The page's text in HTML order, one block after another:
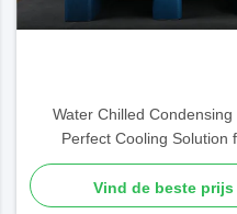
Water Chilled Condensing
Perfect Cooling Solution
Commercial Needs Ambient
5C To 43C
Vind de beste prijs